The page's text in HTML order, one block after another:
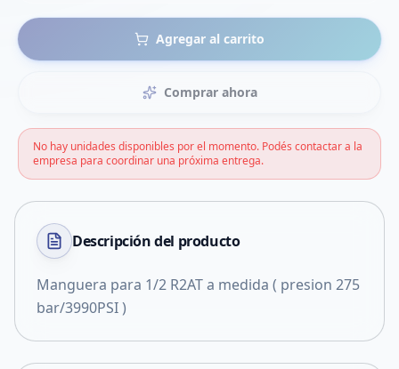
Agregar al carrito
Comprar ahora
No hay unidades disponibles por el momento. Podés contactar a la
empresa para coordinar una próxima entrega.
Descripción del producto
Manguera para 1/2 R2AT a medida ( presion 275
bar/3990PSI )